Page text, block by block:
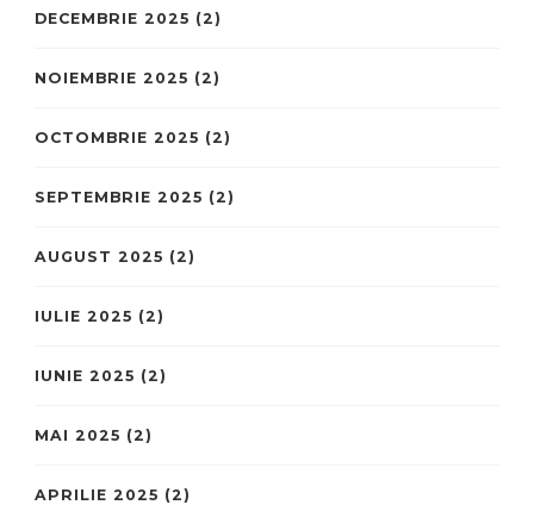
DECEMBRIE 2025 (2)
NOIEMBRIE 2025 (2)
OCTOMBRIE 2025 (2)
SEPTEMBRIE 2025 (2)
AUGUST 2025 (2)
IULIE 2025 (2)
IUNIE 2025 (2)
MAI 2025 (2)
APRILIE 2025 (2)